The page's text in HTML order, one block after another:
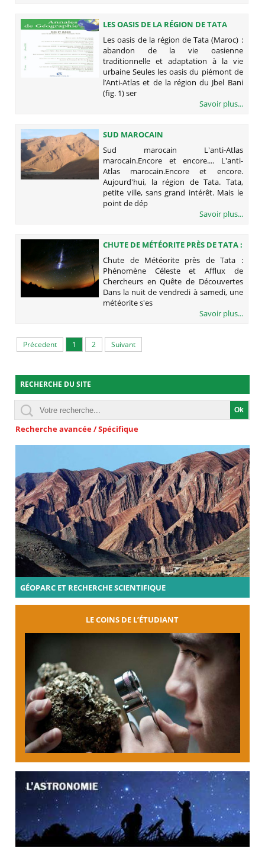
LES OASIS DE LA RÉGION DE TATA
(MAROC) : ABANDON DE LA VIE
OASIENNE TRADITIONNELLE ET
ADAPTATION À LA VIE URBAINE
Les oasis de la région de Tata (Maroc) :
abandon de la vie oasienne
traditionnelle et adaptation à la vie
urbaine Seules les oasis du piémont de
l’Anti-Atlas et de la région du Jbel Bani
(fig. 1) ser
Savoir plus...
SUD MAROCAIN
Sud marocain L'anti-Atlas
marocain.Encore et encore.... L'anti-
Atlas marocain.Encore et encore.
Aujourd'hui, la région de Tata. Tata,
petite ville, sans grand intérêt. Mais le
point de dép
Savoir plus...
CHUTE DE MÉTÉORITE PRÈS DE TATA :
PHÉNOMÈNE CÉLESTE ET AFFLUX DE
CHERCHEURS EN QUÊTE DE
DÉCOUVERTES
Chute de Météorite près de Tata :
Phénomène Céleste et Afflux de
Chercheurs en Quête de Découvertes
Dans la nuit de vendredi à samedi, une
météorite s'es
Savoir plus...
Précedent 1 2 Suivant
RECHERCHE DU SITE
Recherche avancée / Spécifique
GÉOPARC ET RECHERCHE SCIENTIFIQUE
LE COINS DE L’ÉTUDIANT